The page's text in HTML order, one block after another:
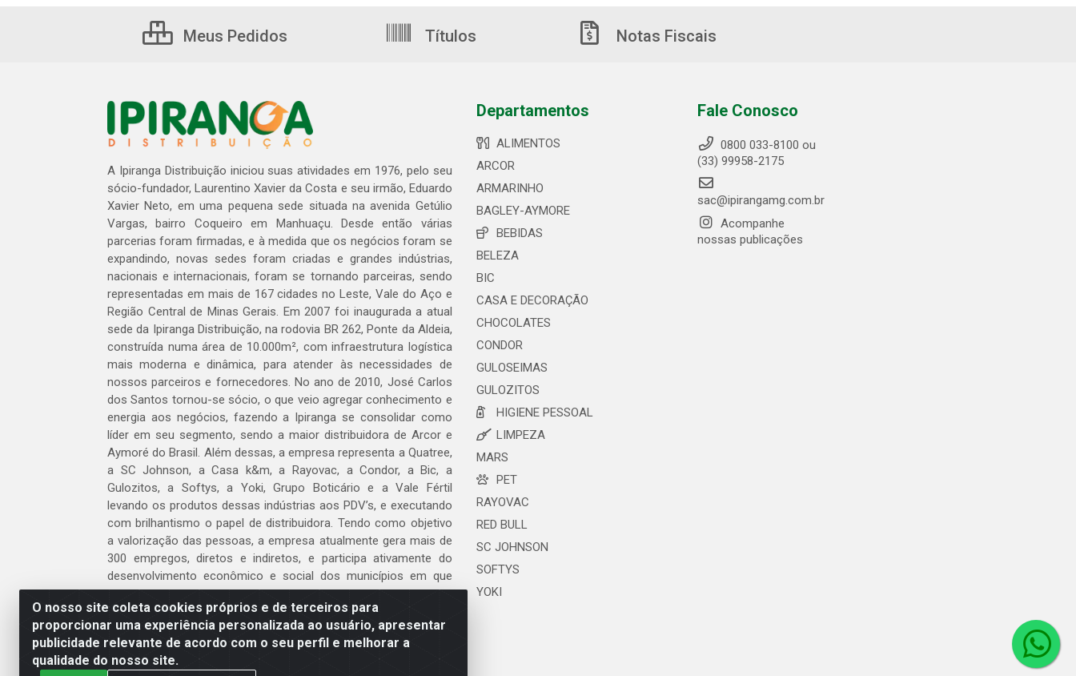
O nosso site coleta cookies próprios e de terceiros para
proporcionar uma experiência personalizada ao usuário, apresentar
publicidade relevante de acordo com o seu perfil e melhorar a
qualidade do nosso site.
Meus Pedidos Títulos Notas Fiscais
A Ipiranga Distribuição iniciou suas atividades em 1976, pelo seu
sócio-fundador, Laurentino Xavier da Costa e seu irmão, Eduardo
Xavier Neto, em uma pequena sede situada na avenida Getúlio
Vargas, bairro Coqueiro em Manhuaçu. Desde então várias
parcerias foram firmadas, e à medida que os negócios foram se
expandindo, novas sedes foram criadas e grandes indústrias,
nacionais e internacionais, foram se tornando parceiras, sendo
representadas em mais de 167 cidades no Leste, Vale do Aço e
Região Central de Minas Gerais. Em 2007 foi inaugurada a atual
sede da Ipiranga Distribuição, na rodovia BR 262, Ponte da Aldeia,
construída numa área de 10.000m², com infraestrutura logística
mais moderna e dinâmica, para atender às necessidades de
nossos parceiros e fornecedores. No ano de 2010, José Carlos
dos Santos tornou-se sócio, o que veio agregar conhecimento e
energia aos negócios, fazendo a Ipiranga se consolidar como
líder em seu segmento, sendo a maior distribuidora de Arcor e
Aymoré do Brasil. Além dessas, a empresa representa a Quatree,
a SC Johnson, a Casa k&m, a Rayovac, a Condor, a Bic, a
Gulozitos, a Softys, a Yoki, Grupo Boticário e a Vale Fértil
levando os produtos dessas indústrias aos PDV’s, e executando
com brilhantismo o papel de distribuidora. Tendo como objetivo
a valorização das pessoas, a empresa atualmente gera mais de
300 empregos, diretos e indiretos, e participa ativamente do
desenvolvimento econômico e social dos municípios em que
atua.
Venha fazer parte do nosso time!
Clique aqui
Departamentos
ALIMENTOS
ARCOR
ARMARINHO
BAGLEY-AYMORE
BEBIDAS
BELEZA
BIC
CASA E DECORAÇÃO
CHOCOLATES
CONDOR
GULOSEIMAS
GULOZITOS
HIGIENE PESSOAL
LIMPEZA
MARS
PET
RAYOVAC
RED BULL
SC JOHNSON
SOFTYS
YOKI
Fale Conosco
0800 033-8100 ou
(33) 99958-2175
sac@ipirangamg.com.br
Acompanhe
nossas publicações